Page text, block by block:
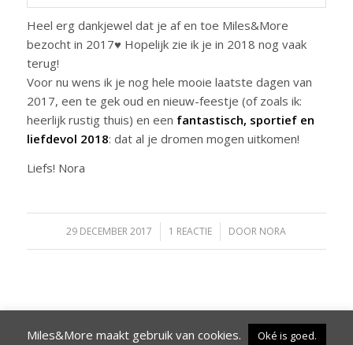
Heel erg dankjewel dat je af en toe Miles&More
bezocht in 2017♥ Hopelijk zie ik je in 2018 nog vaak
terug!
Voor nu wens ik je nog hele mooie laatste dagen van
2017, een te gek oud en nieuw-feestje (of zoals ik:
heerlijk rustig thuis) en een fantastisch, sportief en
liefdevol 2018: dat al je dromen mogen uitkomen!
Liefs! Nora
29 DECEMBER 2017
/ 1 REACTIE
/ DOOR NORA
Miles&More maakt gebruik van cookies. Oké is goed.